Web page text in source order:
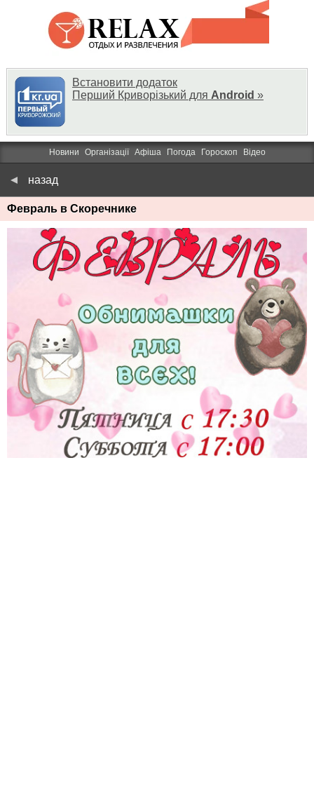
Встановити додаток
Перший Криворізький для Android »
Новини Організації Афіша Погода Гороскоп Відео
назад
Февраль в Скоречнике